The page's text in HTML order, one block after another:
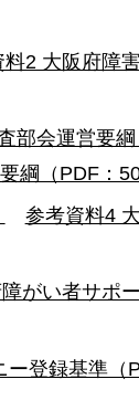
料2 大阪府障
会運営要綱
綱（PDF：
参考資料4
がい者サポ
登録基準（